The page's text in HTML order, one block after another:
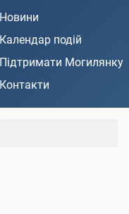
Новини
Календар подій
Підтримати Могилянку
Контакти